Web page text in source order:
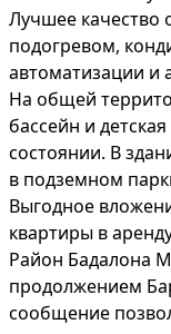
Лучшее качество
подогревом,
автоматизации и
На общей
бассейн и
состоянии. В
в подземном
Выгодное
квартиры в
Район Бадалона
продолжением
сообщение